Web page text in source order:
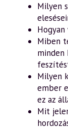
Milyen
Hogyan
Miben
minden
Milyen
ember
ez az
Mit